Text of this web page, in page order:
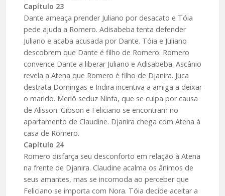
Capítulo 23
Dante ameaça prender Juliano por desacato e Tóia
pede ajuda a Romero. Adisabeba tenta defender
Juliano e acaba acusada por Dante. Tóia e Juliano
descobrem que Dante é filho de Romero. Romero
convence Dante a liberar Juliano e Adisabeba. Ascânio
revela a Atena que Romero é filho de Djanira. Juca
destrata Domingas e Indira incentiva a amiga a deixar
o marido. Merlô seduz Ninfa, que se culpa por causa
de Alisson. Gibson e Feliciano se encontram no
apartamento de Claudine. Djanira chega com Atena à
casa de Romero.
Capítulo 24
Romero disfarça seu desconforto em relação à Atena
na frente de Djanira. Claudine acalma os ânimos de
seus amantes, mas se incomoda ao perceber que
Feliciano se importa com Nora. Tóia decide aceitar a